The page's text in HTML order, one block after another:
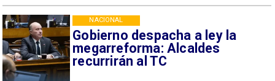
Gobierno despacha a ley la
megarreforma: Alcaldes
recurrirán al TC
NACIONAL